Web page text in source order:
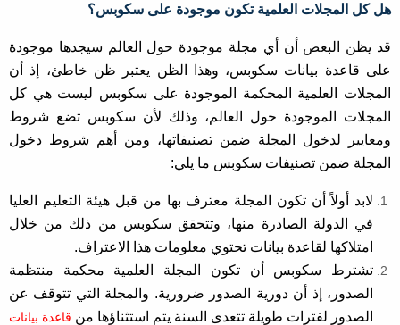
هل كل المجلات العلمية تكون موجودة على سكوبس؟
قد يظن البعض أن أي مجلة موجودة حول العالم سيجدها موجودة
على قاعدة بيانات سكوبس، وهذا الظن يعتبر ظن خاطئ، إذ أن
المجلات العلمية المحكمة الموجودة على سكوبس ليست هي كل
المجلات الموجودة حول العالم، وذلك لأن سكوبس تضع شروط
ومعايير لدخول المجلة ضمن تصنيفاتها، ومن أهم شروط دخول
المجلة ضمن تصنيفات سكوبس ما يلي:
لابد أولاً أن تكون المجلة معترف بها من قبل هيئة التعليم العليا
في الدولة الصادرة منها، وتتحقق سكوبس من ذلك من خلال
امتلاكها لقاعدة بيانات تحتوي معلومات هذا الاعتراف.
تشترط سكوبس أن تكون المجلة العلمية محكمة منتظمة
الصدور، إذ أن دورية الصدور ضرورية. والمجلة التي تتوقف عن
الصدور لفترات طويلة تتعدى السنة يتم استثناؤها من قاعدة بيانات